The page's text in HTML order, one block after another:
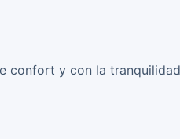
confort y con la